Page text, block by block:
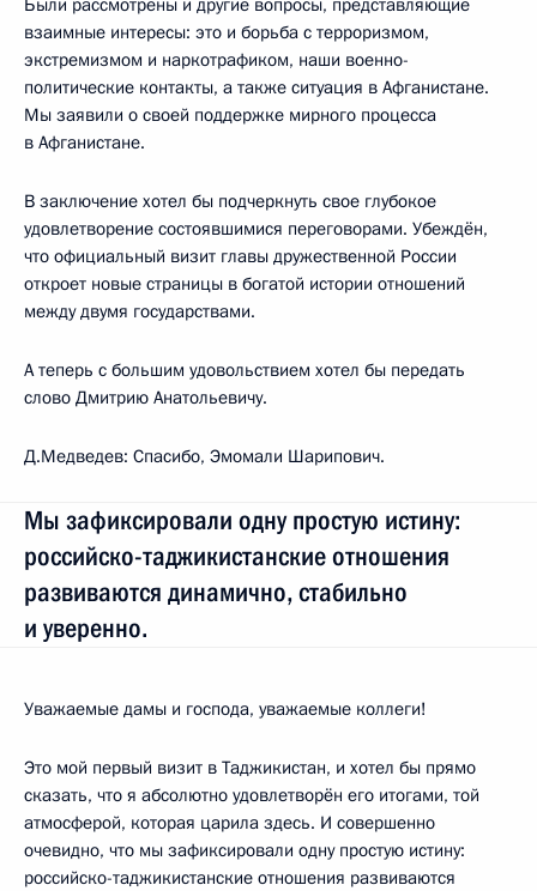
Были рассмотрены и другие вопросы, представляющие
взаимные интересы: это и борьба с терроризмом,
экстремизмом и наркотрафиком, наши военно-
политические контакты, а также ситуация в Афганистане.
Мы заявили о своей поддержке мирного процесса
в Афганистане.
В заключение хотел бы подчеркнуть свое глубокое
удовлетворение состоявшимися переговорами. Убеждён,
что официальный визит главы дружественной России
откроет новые страницы в богатой истории отношений
между двумя государствами.
А теперь с большим удовольствием хотел бы передать
слово Дмитрию Анатольевичу.
Д.Медведев: Спасибо, Эмомали Шарипович.
Мы зафиксировали одну простую истину:
российско-таджикистанские отношения
развиваются динамично, стабильно
и уверенно.
Уважаемые дамы и господа, уважаемые коллеги!
Это мой первый визит в Таджикистан, и хотел бы прямо
сказать, что я абсолютно удовлетворён его итогами, той
атмосферой, которая царила здесь. И совершенно
очевидно, что мы зафиксировали одну простую истину:
российско-таджикистанские отношения развиваются